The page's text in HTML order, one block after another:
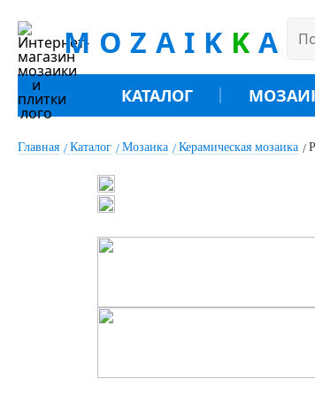
MOZAIK K A
КАТАЛОГ
Главная Каталог Мозаика Керамическая мозаика